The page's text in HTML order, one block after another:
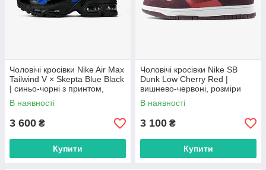
Чоловічі кросівки Nike Air Max
Tailwind V × Skepta Blue Black
| синьо-чорні з принтом,
розміри 41–45
В наявності
3 600 ₴
Купити
Чоловічі кросівки Nike SB
Dunk Low Cherry Red |
вишнево-червоні, розміри
40–45
В наявності
3 100 ₴
Купити